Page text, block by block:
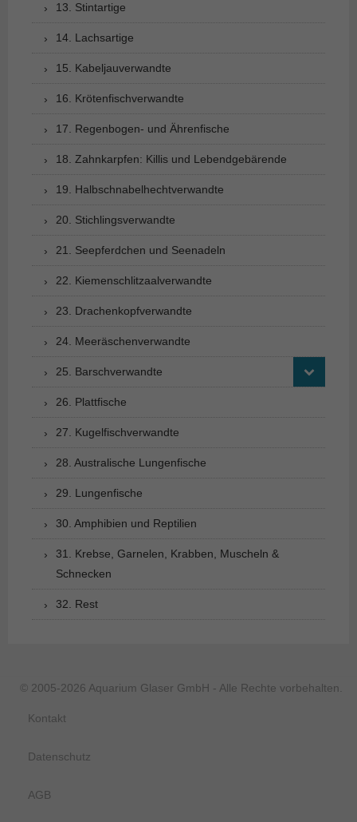
13. Stintartige
14. Lachsartige
15. Kabeljauverwandte
16. Krötenfischverwandte
17. Regenbogen- und Ährenfische
18. Zahnkarpfen: Killis und Lebendgebärende
19. Halbschnabelhechtverwandte
20. Stichlingsverwandte
21. Seepferdchen und Seenadeln
22. Kiemenschlitzaalverwandte
23. Drachenkopfverwandte
24. Meeräschenverwandte
25. Barschverwandte
26. Plattfische
27. Kugelfischverwandte
28. Australische Lungenfische
29. Lungenfische
30. Amphibien und Reptilien
31. Krebse, Garnelen, Krabben, Muscheln &
Schnecken
32. Rest
© 2005-2026 Aquarium Glaser GmbH - Alle Rechte vorbehalten.
Kontakt
Datenschutz
AGB